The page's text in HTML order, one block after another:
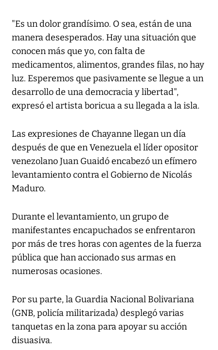
"Es un dolor grandísimo. O sea, están de una
manera desesperados. Hay una situación que
conocen más que yo, con falta de
medicamentos, alimentos, grandes filas, no hay
luz. Esperemos que pasivamente se llegue a un
desarrollo de una democracia y libertad",
expresó el artista boricua a su llegada a la isla.
Las expresiones de Chayanne llegan un día
después de que en Venezuela el líder opositor
venezolano Juan Guaidó encabezó un efímero
levantamiento contra el Gobierno de Nicolás
Maduro.
Durante el levantamiento, un grupo de
manifestantes encapuchados se enfrentaron
por más de tres horas con agentes de la fuerza
pública que han accionado sus armas en
numerosas ocasiones.
Por su parte, la Guardia Nacional Bolivariana
(GNB, policía militarizada) desplegó varias
tanquetas en la zona para apoyar su acción
disuasiva.